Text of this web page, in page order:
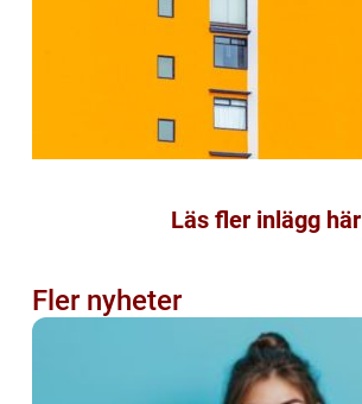
Läs fler inlägg här
Fler nyheter